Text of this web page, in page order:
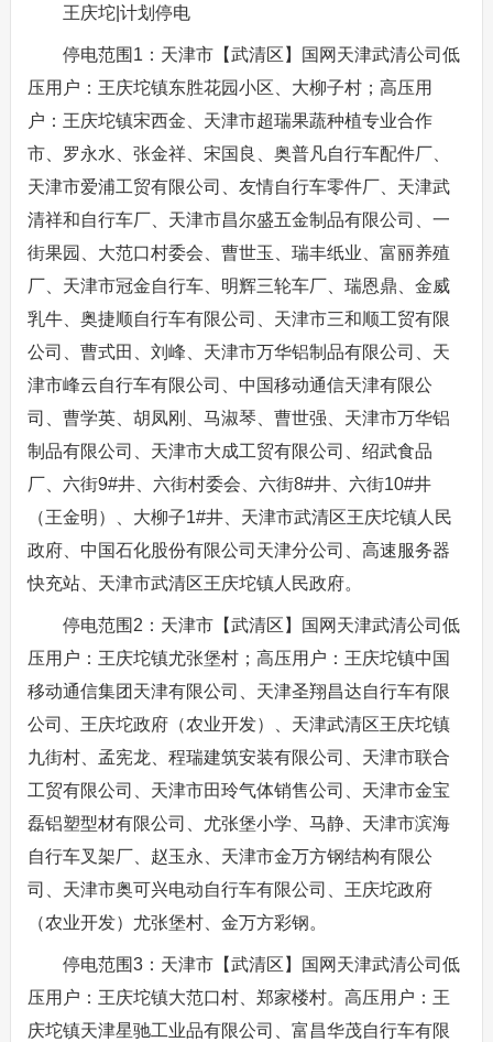
王庆坨|计划停电
停电范围1：天津市【武清区】国网天津武清公司低
压用户：王庆坨镇东胜花园小区、大柳子村；高压用
户：王庆坨镇宋西金、天津市超瑞果蔬种植专业合作
市、罗永水、张金祥、宋国良、奥普凡自行车配件厂、
天津市爱浦工贸有限公司、友情自行车零件厂、天津武
清祥和自行车厂、天津市昌尔盛五金制品有限公司、一
街果园、大范口村委会、曹世玉、瑞丰纸业、富丽养殖
厂、天津市冠金自行车、明辉三轮车厂、瑞恩鼎、金威
乳牛、奥捷顺自行车有限公司、天津市三和顺工贸有限
公司、曹式田、刘峰、天津市万华铝制品有限公司、天
津市峰云自行车有限公司、中国移动通信天津有限公
司、曹学英、胡凤刚、马淑琴、曹世强、天津市万华铝
制品有限公司、天津市大成工贸有限公司、绍武食品
厂、六街9#井、六街村委会、六街8#井、六街10#井
（王金明）、大柳子1#井、天津市武清区王庆坨镇人民
政府、中国石化股份有限公司天津分公司、高速服务器
快充站、天津市武清区王庆坨镇人民政府。
停电范围2：天津市【武清区】国网天津武清公司低
压用户：王庆坨镇尤张堡村；高压用户：王庆坨镇中国
移动通信集团天津有限公司、天津圣翔昌达自行车有限
公司、王庆坨政府（农业开发）、天津武清区王庆坨镇
九街村、孟宪龙、程瑞建筑安装有限公司、天津市联合
工贸有限公司、天津市田玲气体销售公司、天津市金宝
磊铝塑型材有限公司、尤张堡小学、马静、天津市滨海
自行车叉架厂、赵玉永、天津市金万方钢结构有限公
司、天津市奥可兴电动自行车有限公司、王庆坨政府
（农业开发）尤张堡村、金万方彩钢。
停电范围3：天津市【武清区】国网天津武清公司低
压用户：王庆坨镇大范口村、郑家楼村。高压用户：王
庆坨镇天津星驰工业品有限公司、富昌华茂自行车有限